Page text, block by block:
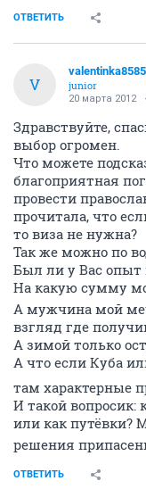
ОТВЕТИТЬ
V
valentinka8585
junior
20 марта 2012
Здравствуйте,
выбор огромен.
Что можете
благоприятная
провести
прочитала, что
то виза не нужна?
Так же можно по
Был ли у Вас опыт
На какую сумму
А мужчина мой
взгляд где
А зимой только
А что если Куба
там характерные
И такой вопросик:
или как путёвки?
решения
ОТВЕТИТЬ